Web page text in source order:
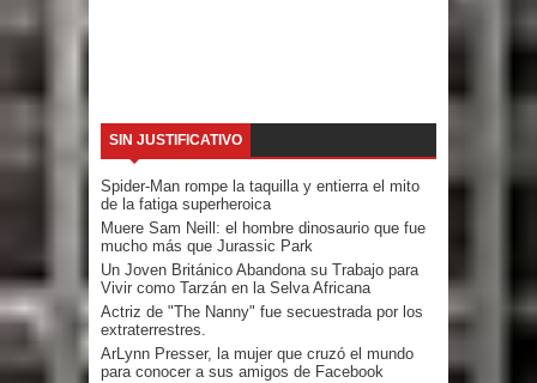
SIN JUSTIFICATIVO
Spider-Man rompe la taquilla y entierra el mito
de la fatiga superheroica
Muere Sam Neill: el hombre dinosaurio que fue
mucho más que Jurassic Park
Un Joven Británico Abandona su Trabajo para
Vivir como Tarzán en la Selva Africana
Actriz de "The Nanny" fue secuestrada por los
extraterrestres.
ArLynn Presser, la mujer que cruzó el mundo
para conocer a sus amigos de Facebook